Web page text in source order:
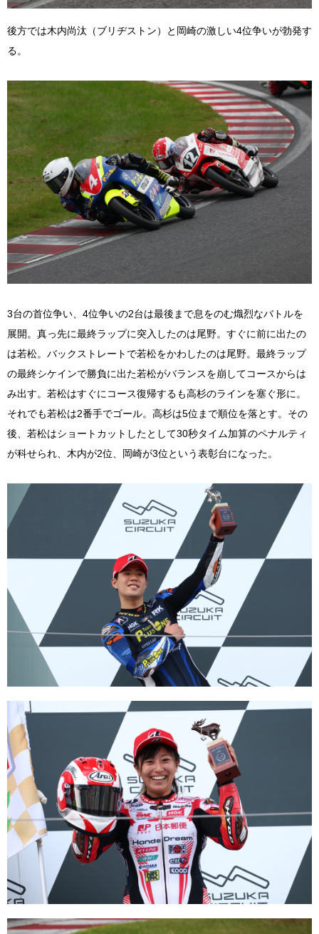
後方では木内尚汰（ブリヂストン）と岡崎の激しい4位争いが勃発す
る。
3台の首位争い、4位争いの2台は最後まで息をのむ熾烈なバトルを
展開。真っ先に最終ラップに突入したのは尾野。すぐに前に出たの
は若松。バックストレートで若松をかわしたのは尾野。最終ラップ
の最終シケインで勝負に出た若松がバランスを崩してコースからは
み出す。若松はすぐにコース復帰するも高杉のラインを塞ぐ形に。
それでも若松は2番手でゴール。高杉は5位まで順位を落とす。その
後、若松はショートカットしたとして30秒タイム加算のペナルティ
が科せられ、木内が2位、岡崎が3位という表彰台になった。